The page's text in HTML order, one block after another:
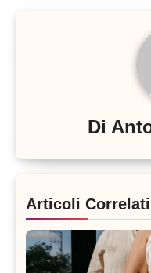
Di
Articoli Correlati